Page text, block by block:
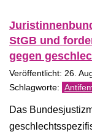
StGB und
gegen
Veröffentlicht: 26.
Das